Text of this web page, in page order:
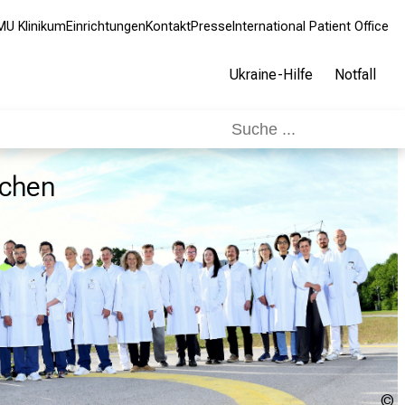
KlinikumEinrichtungenKontaktPresse International Patient Office
Ukraine-Hilfe Notfall